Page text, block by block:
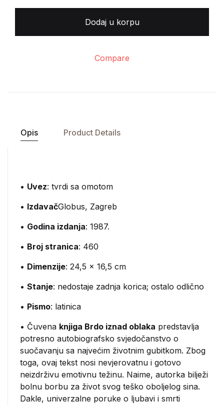
Dodaj u korpu
Compare
Opis Product Details
• Uvez: tvrdi sa omotom
• IzdavačGlobus, Zagreb
• Godina izdanja: 1987.
• Broj stranica: 460
• Dimenzije: 24,5 x 16,5 cm
• Stanje: nedostaje zadnja korica; ostalo odlično
• Pismo: latinica
• Čuvena knjiga Brdo iznad oblaka predstavlja
potresno autobiografsko svjedočanstvo o
suočavanju sa najvećim životnim gubitkom. Zbog
toga, ovaj tekst nosi nevjerovatnu i gotovo
neizdrživu emotivnu težinu. Naime, autorka bilježi
bolnu borbu za život svog teško oboljelog sina.
Dakle, univerzalne poruke o ljubavi i smrti